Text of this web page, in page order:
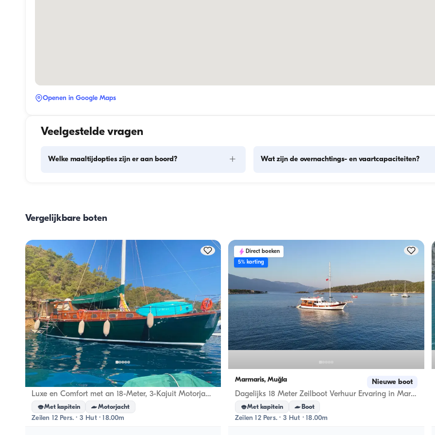
Openen in Google Maps
Veelgestelde vragen
Welke maaltijdopties zijn er aan boord? +
bemanning overlaten. De bereiding van de maaltijden wordt
Wat zijn de overnachtings- en vaartcapaciteiten?
Vergelijkbare boten
Marmaris, Muğla Nieuwe boot
Luxe en Comfort met an 18-Meter, 3-Kajuit Motorjacht voor Dagelijks or Overnachting Tours in Bodrum
Met kapitein Motorjacht
Zeilen 12 Pers. · 3 Hut · 18.00m
Direct boeken
5% korting
Marmaris, Muğla Nieuwe boot
Dagelijks 18 Meter Zeilboot Verhuur Ervaring in Marmaris, Turkey
Met kapitein Boot
Zeilen 12 Pers. · 3 Hut · 18.00m